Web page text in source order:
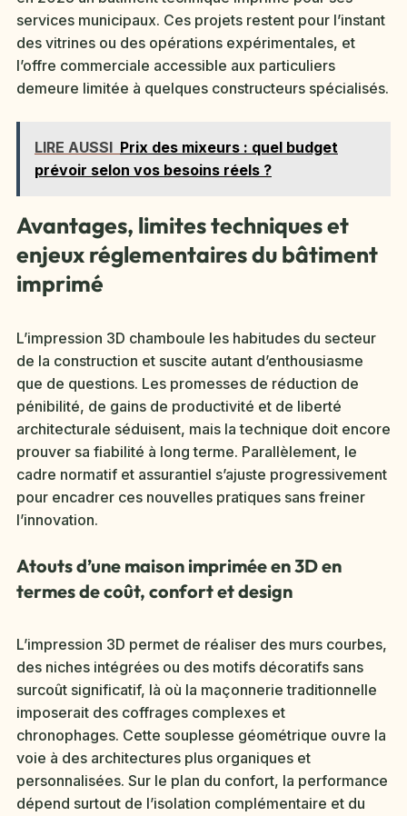
services municipaux. Ces projets restent pour l’instant
des vitrines ou des opérations expérimentales, et
l’offre commerciale accessible aux particuliers
demeure limitée à quelques constructeurs spécialisés.
LIRE AUSSI Prix des mixeurs : quel budget
prévoir selon vos besoins réels ?
Avantages, limites techniques et
enjeux réglementaires du bâtiment
imprimé
L’impression 3D chamboule les habitudes du secteur
de la construction et suscite autant d’enthousiasme
que de questions. Les promesses de réduction de
pénibilité, de gains de productivité et de liberté
architecturale séduisent, mais la technique doit encore
prouver sa fiabilité à long terme. Parallèlement, le
cadre normatif et assurantiel s’ajuste progressivement
pour encadrer ces nouvelles pratiques sans freiner
l’innovation.
Atouts d’une maison imprimée en 3D en
termes de coût, confort et design
L’impression 3D permet de réaliser des murs courbes,
des niches intégrées ou des motifs décoratifs sans
surcoût significatif, là où la maçonnerie traditionnelle
imposerait des coffrages complexes et
chronophages. Cette souplesse géométrique ouvre la
voie à des architectures plus organiques et
personnalisées. Sur le plan du confort, la performance
dépend surtout de l’isolation complémentaire et du